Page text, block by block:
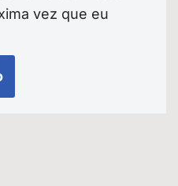
vez que eu